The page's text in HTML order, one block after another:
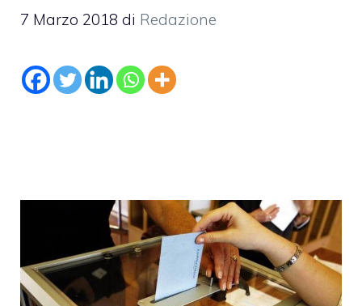
7 Marzo 2018 di Redazione